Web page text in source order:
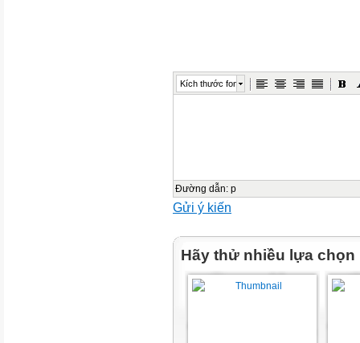
Kích thước font
Đường dẫn: p
Gửi ý kiến
Hãy thử nhiều lựa chọn